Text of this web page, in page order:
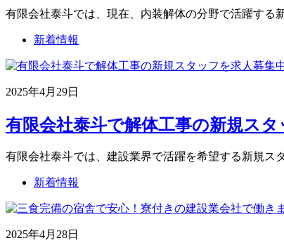
有限会社泰斗では、現在、内装解体の分野で活躍す
新着情報
2025年4月29日
有限会社泰斗で解体工事の新規スタ
有限会社泰斗では、建設業界で活躍を希望する新規
新着情報
2025年4月28日